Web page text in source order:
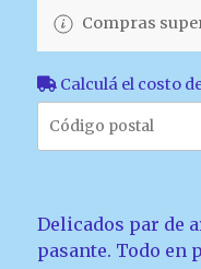
Compras
Calculá el costo
Delicados par de
pasante. Todo en